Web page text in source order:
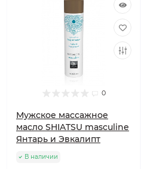
0
Мужское массажное
масло SHIATSU masculine
Янтарь и Эвкалипт
В наличии